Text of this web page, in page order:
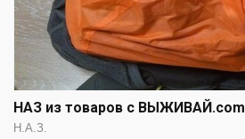
НАЗ из товаров с ВЫЖИВАЙ.com
Н.А.З.